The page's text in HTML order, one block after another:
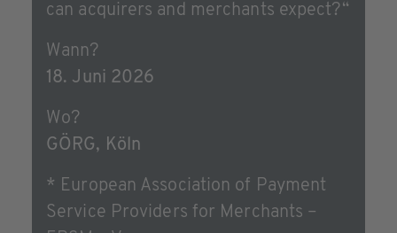
can acquirers and merchants expect?“
Wann?
18. Juni 2026
Wo?
GÖRG, Köln
* European Association of Payment
Service Providers for Merchants –